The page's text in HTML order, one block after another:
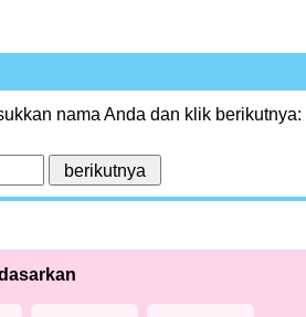
nama Anda dan klik berikutnya: